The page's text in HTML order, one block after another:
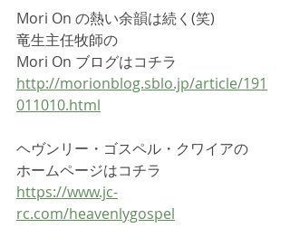
Mori On の熱い余韻は続く(笑)
竜生主任牧師の
Mori On ブログはコチラ
http://morionblog.sblo.jp/article/191
011010.html
ヘヴンリー・ゴスペル・クワイアの
ホームページはコチラ
https://www.jc-
rc.com/heavenlygospel